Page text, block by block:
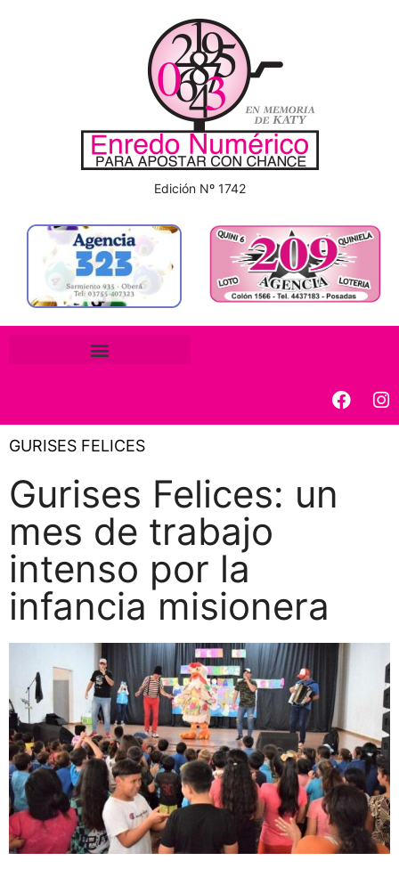
Edición Nº 1742
GURISES FELICES
Gurises Felices: un
mes de trabajo
intenso por la
infancia misionera